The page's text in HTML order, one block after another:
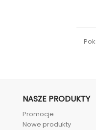
NASZE PRODUKTY
Promocje
Nowe produkty